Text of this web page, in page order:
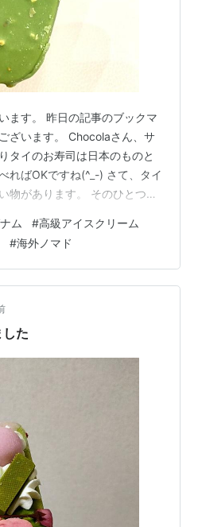
ます。 昨日の記事のブックマ
ざいます。 Chocolaさん、サ
タイのお寿司は日本のものと
ればOKですね(^_-) さて、タイ
物があります。 そのひとつが
アイスクリームは常に需要が
💦 アイスクリーム専門店があ
400円）前後からします。 私
のスーパーで買っているんで
はありません。 そんな中、私
ム #高級アイスクリーム
#海外ノマド
た